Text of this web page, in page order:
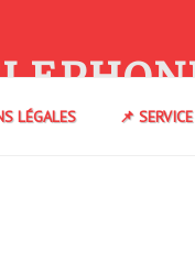
LÉGALES 📌